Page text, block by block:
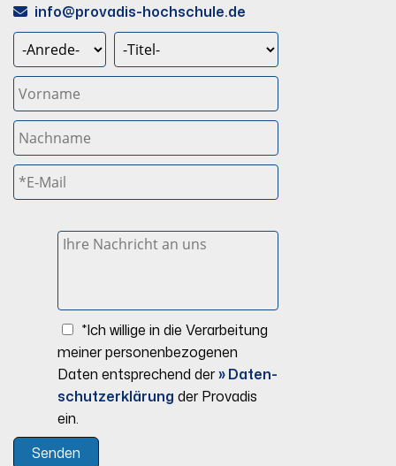
info
provadis-hochschule.de
*Ich willige in die Verarbeitung
meiner personenbezogenen
Daten entsprechend der» Daten­
schutz­erklärung der Provadis
ein.
Senden